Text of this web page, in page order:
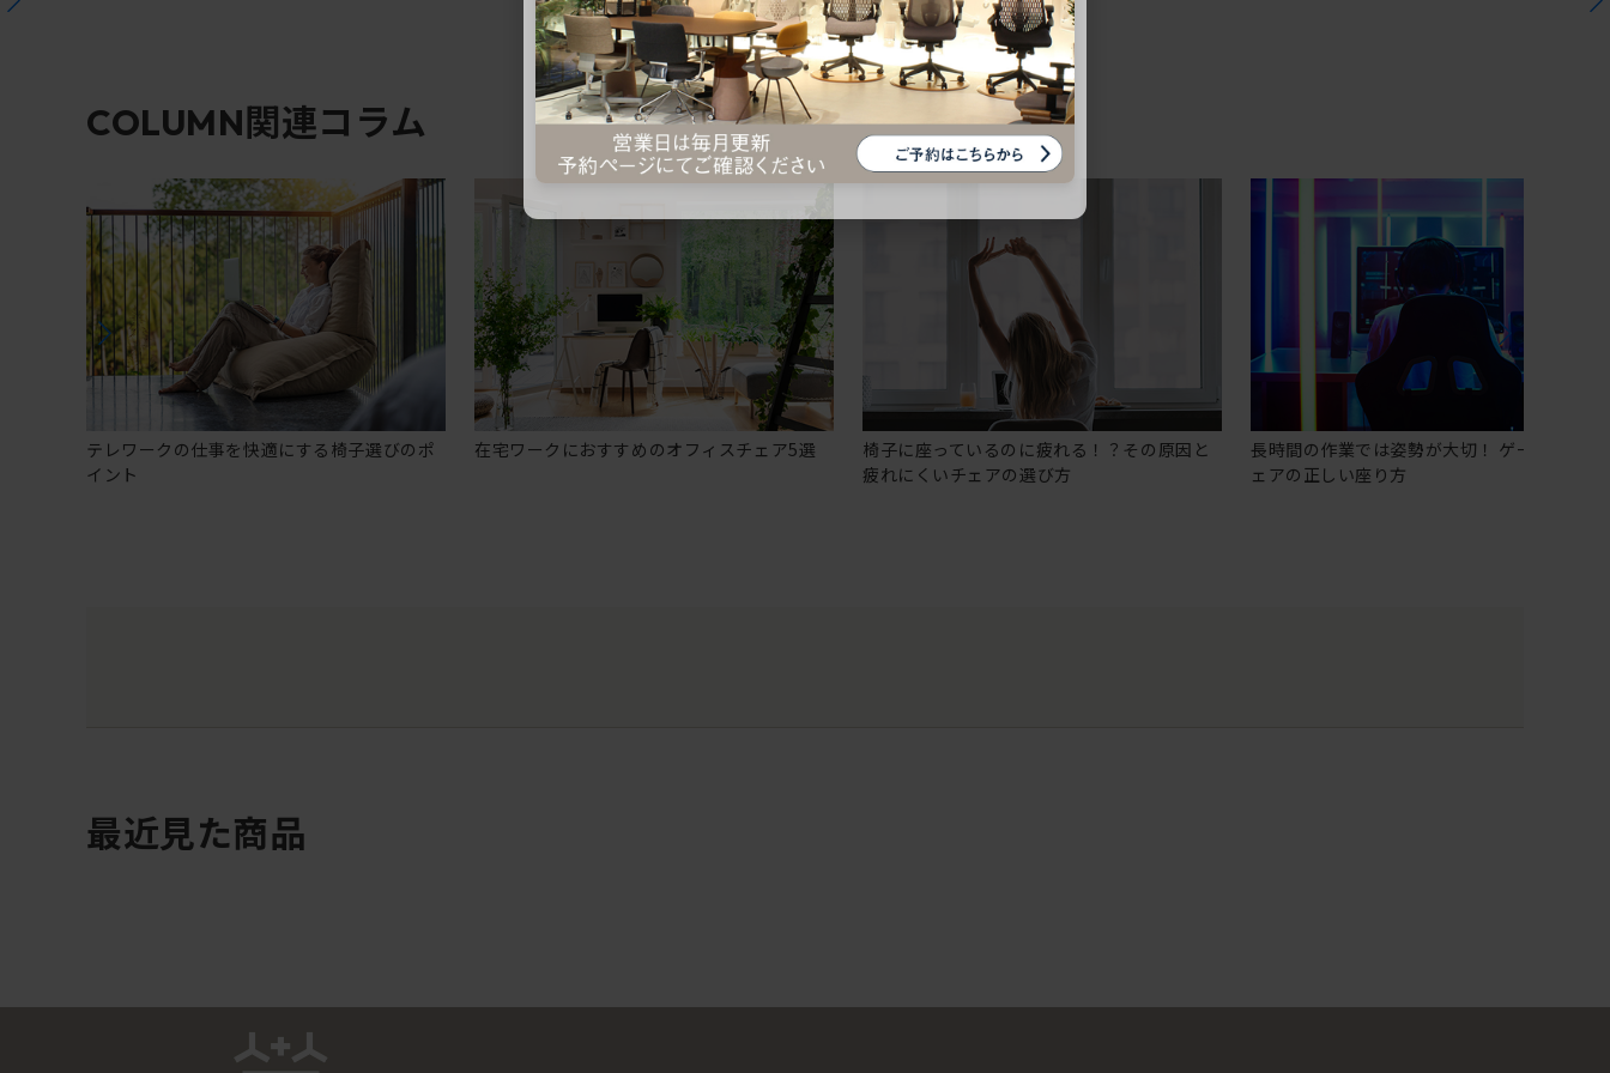
COLUMN関連コラム
テレワークの仕事を快適にする椅子選びのポ
イント
在宅ワークにおすすめのオフィスチェア5選
椅子に座っているのに疲れる！？その原因と
疲れにくいチェアの選び方
長時間の作業では姿勢が大切！ ゲーミングチ
ェアの正しい座り方
最近見た商品